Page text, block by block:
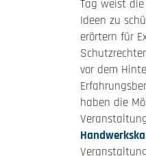
Tag weist die
Ideen zu
erörtern für
vor dem
haben die